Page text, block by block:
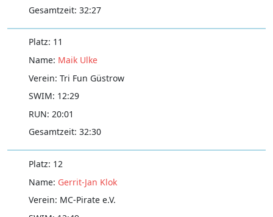
32:27
11
Maik Ulke
Tri Fun Güstrow
12:29
20:01
32:30
12
Gerrit-Jan Klok
MC-Pirate e.V.